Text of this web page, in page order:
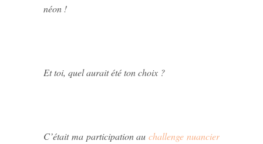
néon !
Et toi, quel aurait été ton choix ?
C’était ma participation auchallenge nuancier